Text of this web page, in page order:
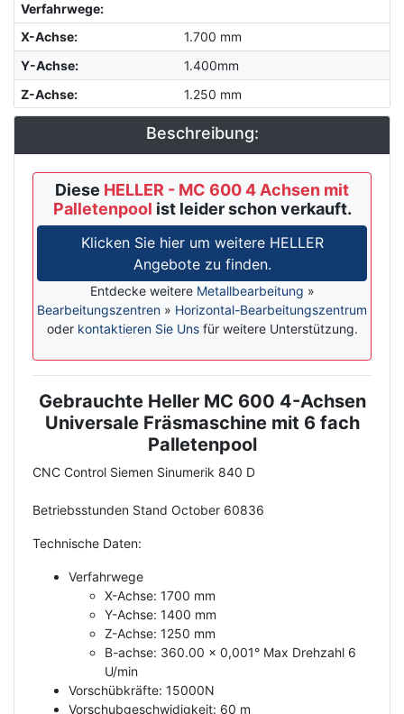
Verfahrwege:
X-Achse:
1.700 mm
Y-Achse:
1.400mm
Z-Achse: 1.250 mm
Beschreibung:
Diese HELLER - MC 600 4 Achsen mit
Palletenpool ist leider schon verkauft.
Klicken Sie hier um weitere HELLER
Angebote zu finden.
Entdecke weitere Metallbearbeitung »
Bearbeitungszentren » Horizontal-Bearbeitungszentrum
oder kontaktieren Sie Unsfür weitere Unterstützung.
Description
Gebrauchte Heller MC 600 4-Achsen
Universale Fräsmaschine mit 6 fach
Palletenpool
CNC Control Siemen Sinumerik 840 D
Betriebsstunden Stand October 60836
Technische Daten:
Verfahrwege
X-Achse: 1700 mm
Y-Achse: 1400 mm
Z-Achse: 1250 mm
B-achse: 360.00 x 0,001° Max Drehzahl 6
U/min
Vorschübkräfte: 15000N
Vorschubgeschwidigkeit: 60 m